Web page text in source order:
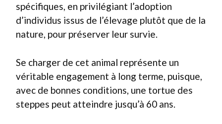
spécifiques, en privilégiant l’adoption
d’individus issus de l’élevage plutôt que de la
nature, pour préserver leur survie.
Se charger de cet animal représente un
véritable engagement à long terme, puisque,
avec de bonnes conditions, une tortue des
steppes peut atteindre jusqu’à 60 ans.